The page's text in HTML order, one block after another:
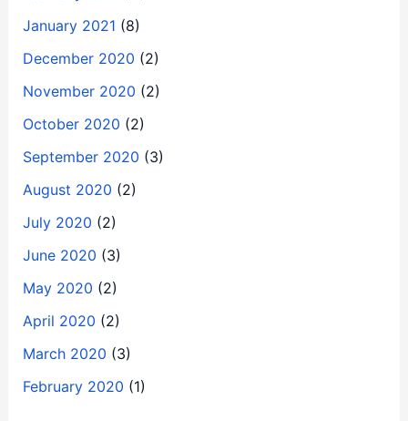
January 2021 (8)
December 2020 (2)
November 2020 (2)
October 2020 (2)
September 2020 (3)
August 2020 (2)
July 2020 (2)
June 2020 (3)
May 2020 (2)
April 2020 (2)
March 2020 (3)
February 2020 (1)